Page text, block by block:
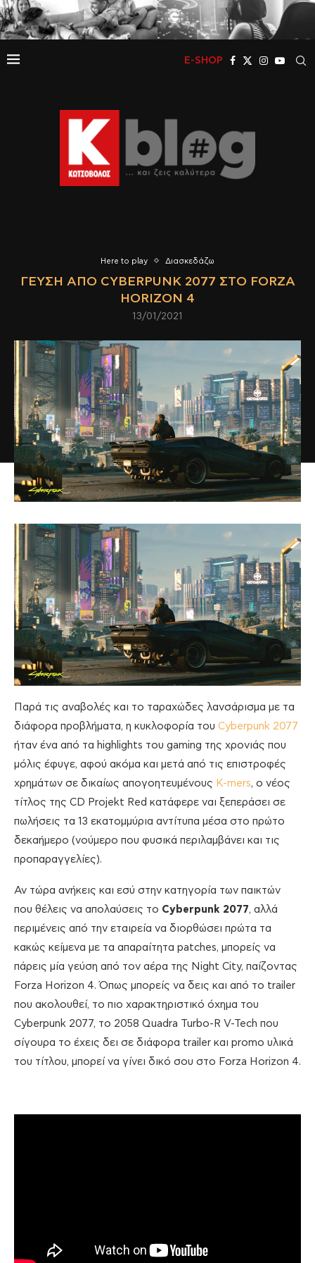
E-SHOP
Here to play Διασκεδάζω
ΓΕΎΣΗ ΑΠΌ CYBERPUNK 2077 ΣΤΟ FORZA
HORIZON 4
13/01/2021
Παρά τις αναβολές και το ταραχώδες λανσάρισμα με τα
διάφορα προβλήματα, η κυκλοφορία του Cyberpunk 2077
ήταν ένα από τα highlights του gaming της χρονιάς που
μόλις έφυγε, αφού ακόμα και μετά από τις επιστροφές
χρημάτων σε δικαίως απογοητευμένους K-mers, ο νέος
τίτλος της CD Projekt Red κατάφερε ναι ξεπεράσει σε
πωλήσεις τα 13 εκατομμύρια αντίτυπα μέσα στο πρώτο
δεκαήμερο (νούμερο που φυσικά περιλαμβάνει και τις
προπαραγγελίες).
Αν τώρα ανήκεις και εσύ στην κατηγορία των παικτών
που θέλεις να απολαύσεις το Cyberpunk 2077, αλλά
περιμένεις από την εταιρεία να διορθώσει πρώτα τα
κακώς κείμενα με τα απαραίτητα patches, μπορείς να
πάρεις μία γεύση από τον αέρα της Night City, παίζοντας
Forza Horizon 4. Όπως μπορείς να δεις και από το trailer
που ακολουθεί, το πιο χαρακτηριστικό όχημα του
Cyberpunk 2077, το 2058 Quadra Turbo-R V-Tech που
σίγουρα το έχεις δει σε διάφορα trailer και promo υλικά
του τίτλου, μπορεί να γίνει δικό σου στο Forza Horizon 4.